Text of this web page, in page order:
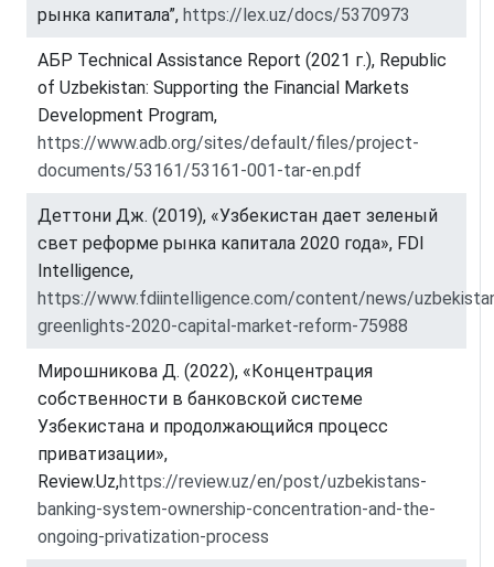
рынка капитала”, https://lex.uz/docs/5370973
АБР Technical Assistance Report (2021 г.), Republic
of Uzbekistan: Supporting the Financial Markets
Development Program,
https://www.adb.org/sites/default/files/project-
documents/53161/53161-001-tar-en.pdf
Деттони Дж. (2019), «Узбекистан дает зеленый
свет реформе рынка капитала 2020 года», FDI
Intelligence,
https://www.fdiintelligence.com/content/news/
greenlights-2020-capital-market-reform-75988
Мирошникова Д. (2022), «Концентрация
собственности в банковской системе
Узбекистана и продолжающийся процесс
приватизации»,
Review.Uz,https://review.uz/en/post/uzbekistans-
banking-system-ownership-concentration-and-the-
ongoing-privatization-process